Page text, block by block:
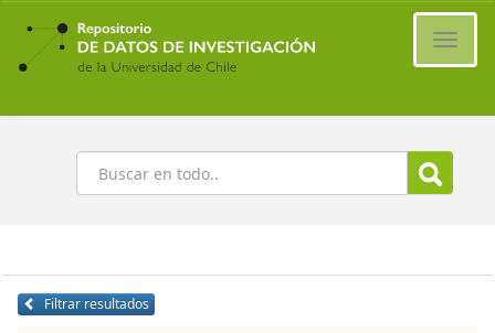
Ir
contenido
principal
Buscar
Filtrar resultados